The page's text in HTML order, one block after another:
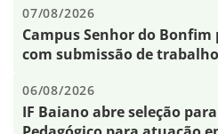
07/08/2026
Campus Senhor do Bonfim
com submissão de
06/08/2026
IF Baiano abre seleção